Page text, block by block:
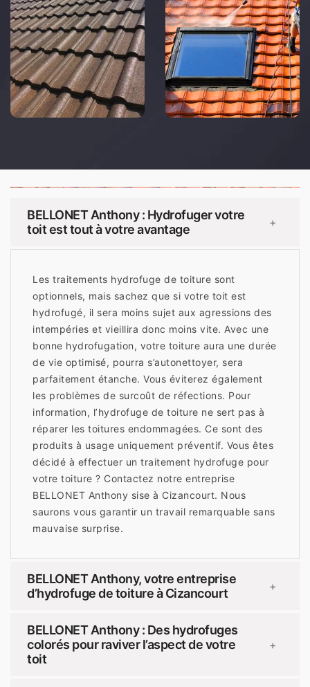
BELLONET Anthony : Hydrofuger votre
toit est tout à votre avantage
+
Les traitements hydrofuge de toiture sont
optionnels, mais sachez que si votre toit est
hydrofugé, il sera moins sujet aux agressions des
intempéries et vieillira donc moins vite. Avec une
bonne hydrofugation, votre toiture aura une durée
de vie optimisé, pourra s’autonettoyer, sera
parfaitement étanche. Vous éviterez également
les problèmes de surcoût de réfections. Pour
information, l’hydrofuge de toiture ne sert pas à
réparer les toitures endommagées. Ce sont des
produits à usage uniquement préventif. Vous êtes
décidé à effectuer un traitement hydrofuge pour
votre toiture ? Contactez notre entreprise
BELLONET Anthony sise à Cizancourt. Nous
saurons vous garantir un travail remarquable sans
mauvaise surprise.
BELLONET Anthony, votre entreprise
d’hydrofuge de toiture à Cizancourt
+
BELLONET Anthony : Des hydrofuges
colorés pour raviver l’aspect de votre
toit
+